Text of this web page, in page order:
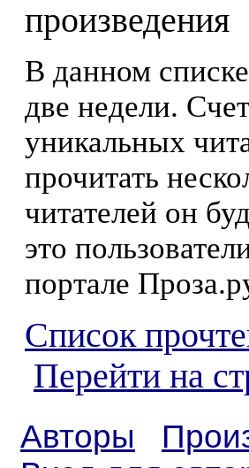
произведения
В данном
две недели.
уникальных
прочитать
читателей он
это
портале
Список
Перейти на
Авторы